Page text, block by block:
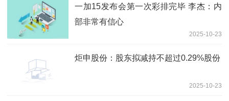
一加15发布会第一次彩排完毕 李杰：内
部非常有信心
2025-10-23
炬申股份：股东拟减持不超过0.29%股份
2025-10-23